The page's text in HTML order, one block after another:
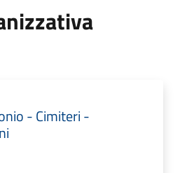
- Cimiteri -